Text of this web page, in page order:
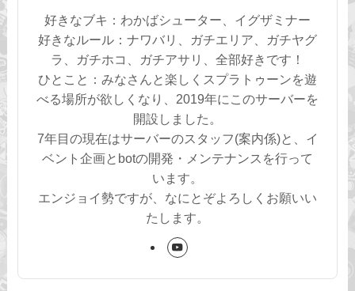
好きなブキ：わかばシューター、イグザミナー
好きなルール：ナワバリ、ガチエリア、ガチヤグ
ラ、ガチホコ、ガチアサリ、全部好きです！
ひとこと：みなさんと楽しくスプラトゥーンを遊
べる場所が欲しくなり、2019年にこのサーバーを
開設しました。
7年目の現在はサーバーのスタッフ(案内係)と、イ
ベント企画とbotの開発・メンテナンスを行って
います。
エンジョイ勢ですが、なにとぞよろしくお願いい
たします。